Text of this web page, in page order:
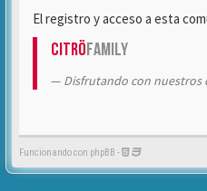
El registro y acceso a esta
CitröFamily
Disfrutando con nuestros
Funcionando con phpBB -